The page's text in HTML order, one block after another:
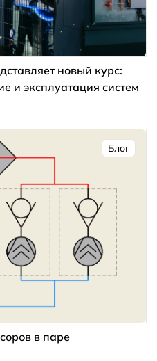
новый курс:
и эксплуатация систем
Блог
в паре